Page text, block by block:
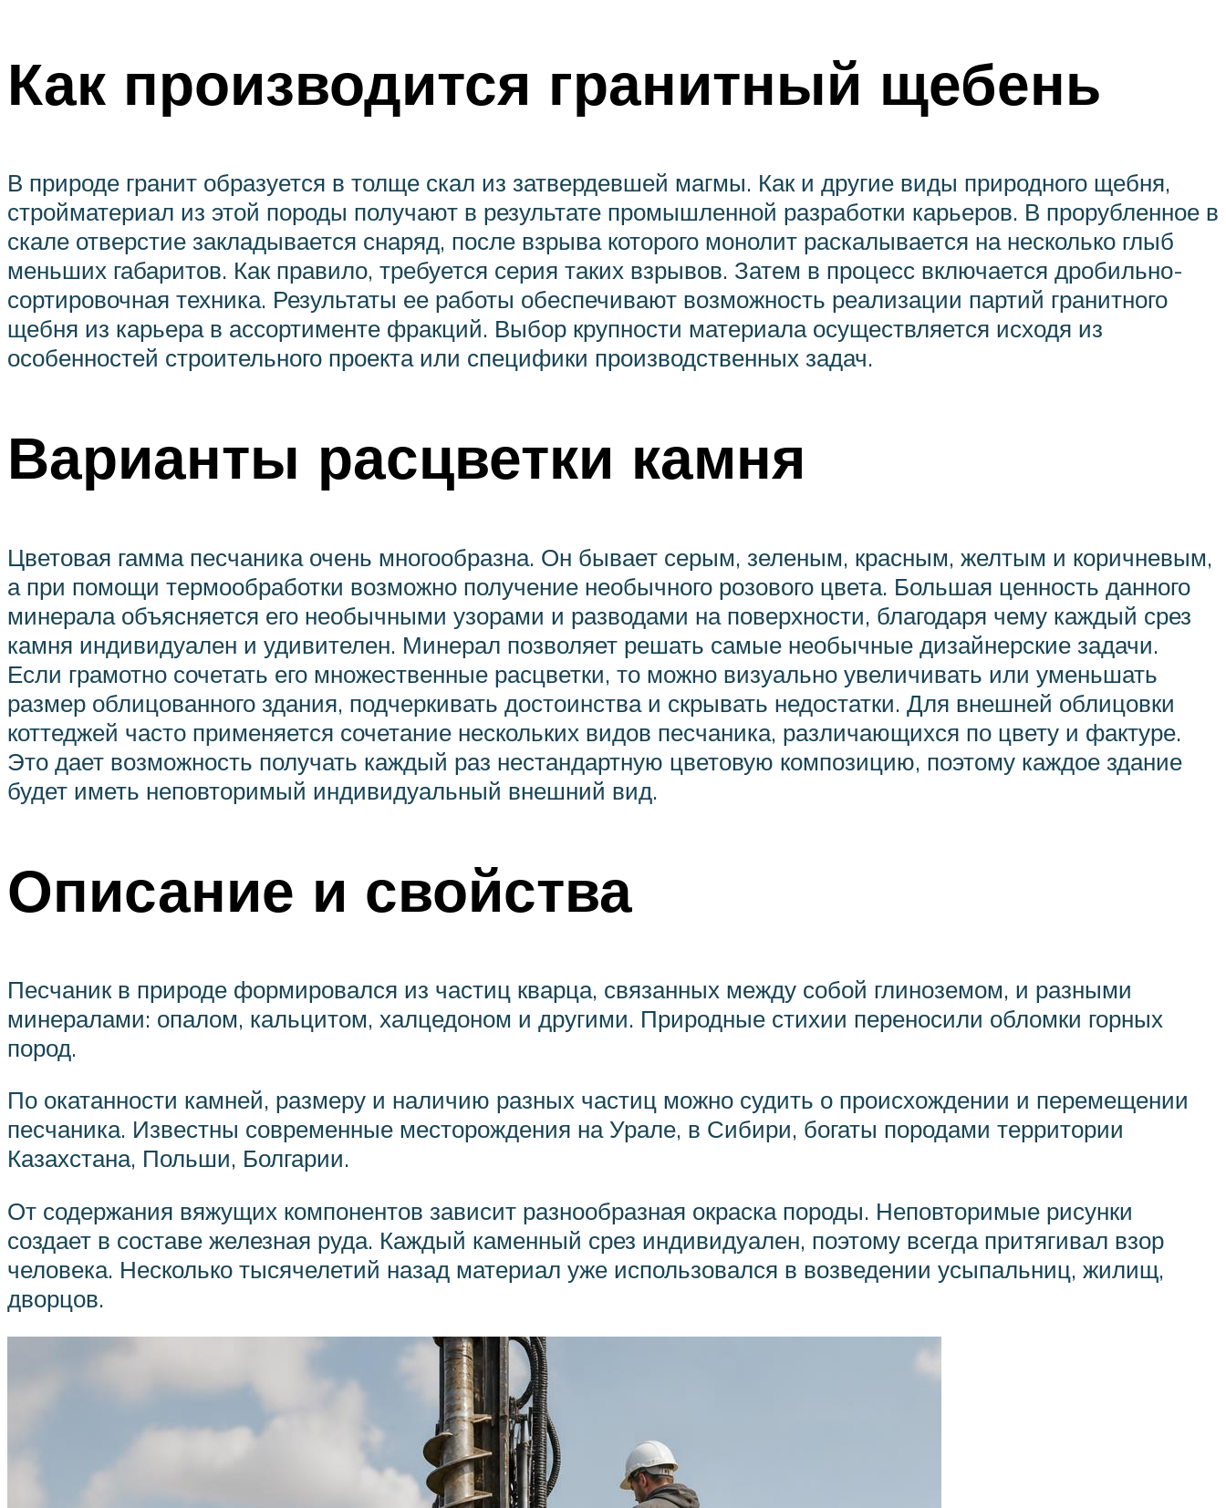
Как производится гранитный щебень
В природе гранит образуется в толще скал из затвердевшей магмы. Как и другие виды природного щебня,
стройматериал из этой породы получают в результате промышленной разработки карьеров. В прорубленное в
скале отверстие закладывается снаряд, после взрыва которого монолит раскалывается на несколько глыб
меньших габаритов. Как правило, требуется серия таких взрывов. Затем в процесс включается дробильно-
сортировочная техника. Результаты ее работы обеспечивают возможность реализации партий гранитного
щебня из карьера в ассортименте фракций. Выбор крупности материала осуществляется исходя из
особенностей строительного проекта или специфики производственных задач.
Варианты расцветки камня
Цветовая гамма песчаника очень многообразна. Он бывает серым, зеленым, красным, желтым и коричневым,
а при помощи термообработки возможно получение необычного розового цвета. Большая ценность данного
минерала объясняется его необычными узорами и разводами на поверхности, благодаря чему каждый срез
камня индивидуален и удивителен. Минерал позволяет решать самые необычные дизайнерские задачи.
Если грамотно сочетать его множественные расцветки, то можно визуально увеличивать или уменьшать
размер облицованного здания, подчеркивать достоинства и скрывать недостатки. Для внешней облицовки
коттеджей часто применяется сочетание нескольких видов песчаника, различающихся по цвету и фактуре.
Это дает возможность получать каждый раз нестандартную цветовую композицию, поэтому каждое здание
будет иметь неповторимый индивидуальный внешний вид.
Описание и свойства
Песчаник в природе формировался из частиц кварца, связанных между собой глиноземом, и разными
минералами: опалом, кальцитом, халцедоном и другими. Природные стихии переносили обломки горных
пород.
По окатанности камней, размеру и наличию разных частиц можно судить о происхождении и перемещении
песчаника. Известны современные месторождения на Урале, в Сибири, богаты породами территории
Казахстана, Польши, Болгарии.
От содержания вяжущих компонентов зависит разнообразная окраска породы. Неповторимые рисунки
создает в составе железная руда. Каждый каменный срез индивидуален, поэтому всегда притягивал взор
человека. Несколько тысячелетий назад материал уже использовался в возведении усыпальниц, жилищ,
дворцов.